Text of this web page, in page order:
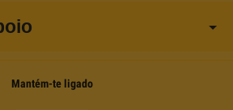
Mantém-te ligado